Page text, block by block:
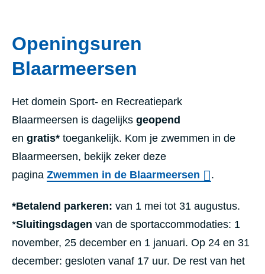
Openingsuren
Blaarmeersen
Het domein Sport- en Recreatiepark
Blaarmeersen is dagelijks geopend
en gratis* toegankelijk. Kom je zwemmen in de
Blaarmeersen, bekijk zeker deze
pagina Zwemmen in de Blaarmeersen .
*Betalend parkeren: van 1 mei tot 31 augustus.
*Sluitingsdagen van de sportaccommodaties: 1
november, 25 december en 1 januari. Op 24 en 31
december: gesloten vanaf 17 uur. De rest van het